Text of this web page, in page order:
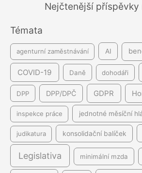
í
Nejčtenější příspěvky
Témata
agenturní zaměstnávání AI
COVID-19 Daně dohodáři
DPP DPP/DPČ GDPR
inspekce práce jednotné měsíční
judikatura konsolidační balíček
Legislativa minimální mzda